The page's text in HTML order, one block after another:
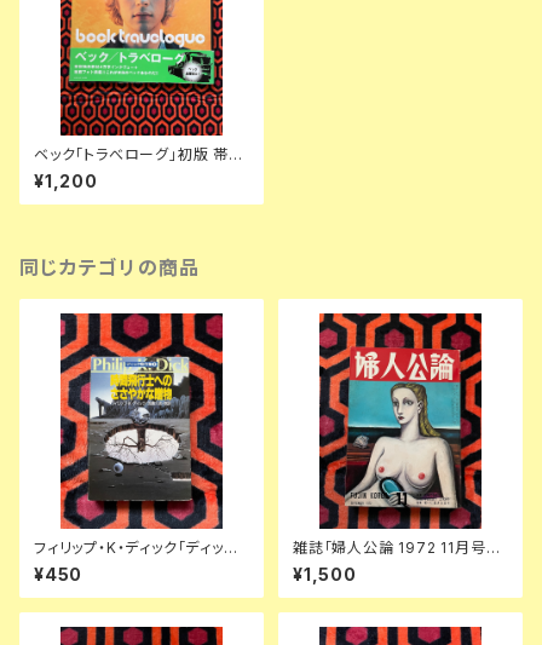
ベック「トラべローグ」初版 帯付
き BECK 写真:NAKA ロッキン
グオン
¥1,200
同じカテゴリの商品
フィリップ・K・ディック「ディック
傑作集② 時間飛行士へのささ
やかな贈物」浅倉久志・他訳 ハ
ヤカワSF文庫 早川書房
¥450
雑誌「婦人公論 1972 11月号」
表紙:金子國義 中央公論社 澁澤
龍彦 ダリ 後藤明生 倉橋由美子
中野良子
¥1,500